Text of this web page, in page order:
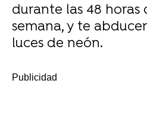
durante las 48 horas
semana, y te
luces de neón.